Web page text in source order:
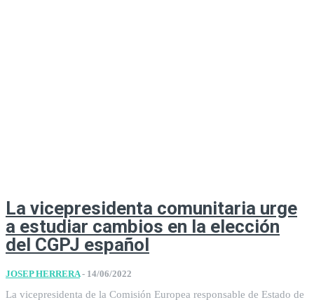
La vicepresidenta comunitaria urge
a estudiar cambios en la elección
del CGPJ español
JOSEP HERRERA - 14/06/2022
La vicepresidenta de la Comisión Europea responsable de Estado de